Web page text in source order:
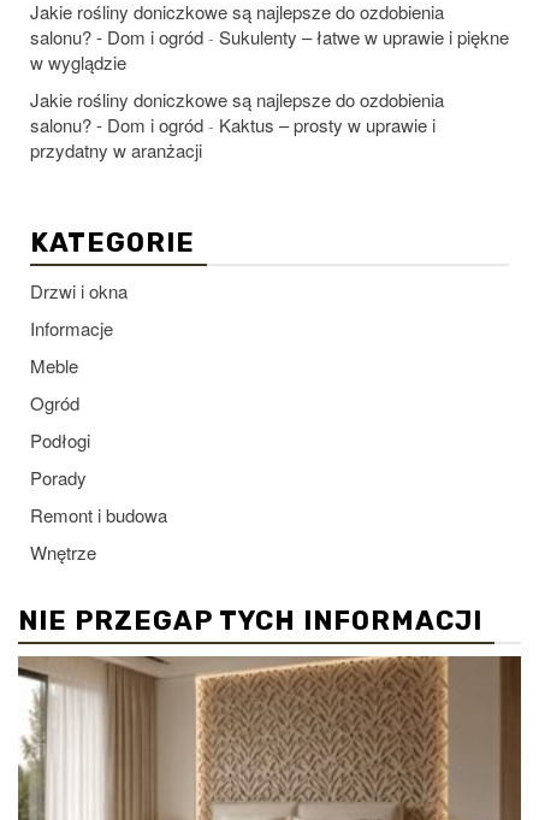
Jakie rośliny doniczkowe są najlepsze do ozdobienia
salonu? - Dom i ogród - Sukulenty – łatwe w uprawie i piękne
w wyglądzie
Jakie rośliny doniczkowe są najlepsze do ozdobienia
salonu? - Dom i ogród - Kaktus – prosty w uprawie i
przydatny w aranżacji
KATEGORIE
Drzwi i okna
Informacje
Meble
Ogród
Podłogi
Porady
Remont i budowa
Wnętrze
NIE PRZEGAP TYCH INFORMACJI